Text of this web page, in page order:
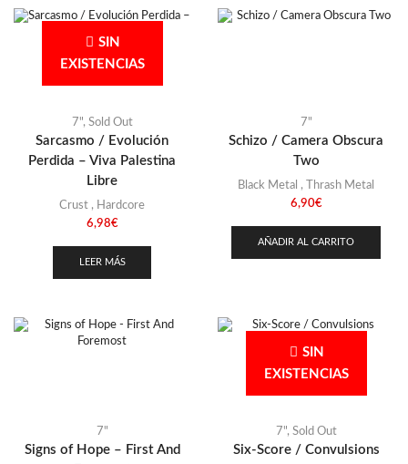
SIN
EXISTENCIAS
7", Sold Out
Sarcasmo / Evolución
Perdida – Viva Palestina
Libre
Crust , Hardcore
6,98€
LEER MÁS
7"
Schizo / Camera Obscura
Two
Black Metal ,
Thrash Metal
6,90€
AÑADIR AL CARRITO
7"
Signs of Hope – First And
SIN
EXISTENCIAS
7", Sold Out
Six-Score / Convulsions